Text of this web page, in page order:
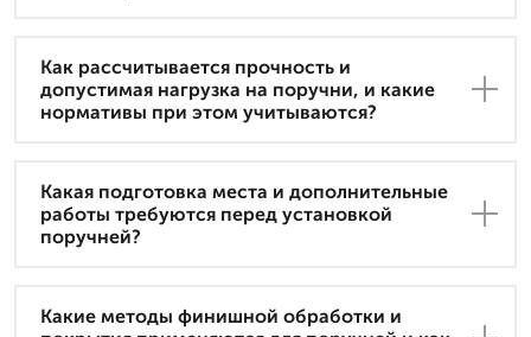
Как рассчитывается прочность и
допустимая нагрузка на поручни, и какие
нормативы при этом учитываются?
Какая подготовка места и дополнительные
работы требуются перед установкой
поручней?
Какие методы финишной обработки и